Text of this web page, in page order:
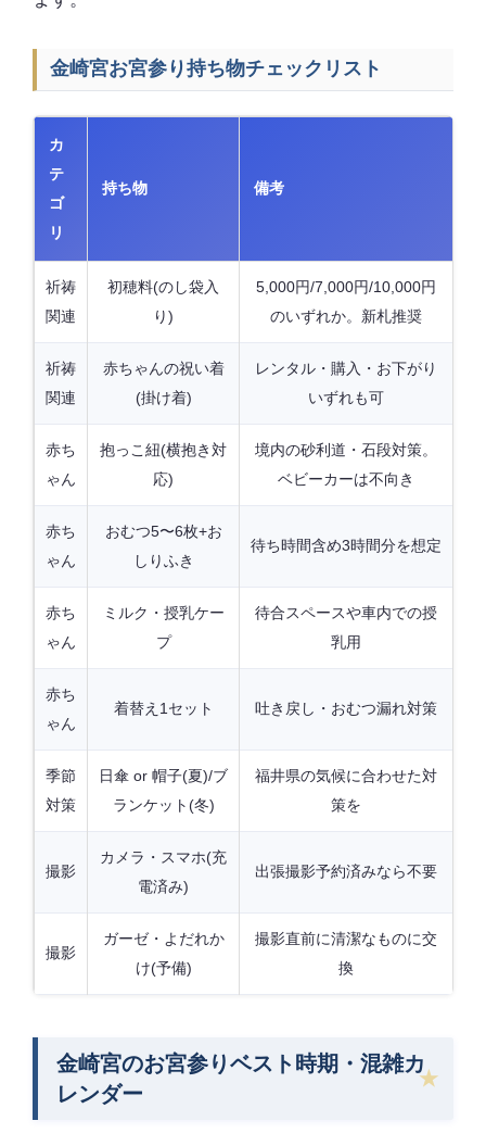
金崎宮お宮参り持ち物チェックリスト
カ
テ
ゴ
リ
持ち物 備考
祈祷
関連
初穂料(のし袋入
り)
5,000円/7,000円/10,000円
のいずれか。新札推奨
祈祷
関連
赤ちゃんの祝い着
(掛け着)
レンタル・購入・お下がり
いずれも可
赤ち
ゃん
抱っこ紐(横抱き対
応)
境内の砂利道・石段対策。
ベビーカーは不向き
赤ち
ゃん
おむつ5〜6枚+お
しりふき
待ち時間含め3時間分を想定
赤ち
ゃん
ミルク・授乳ケー
プ
待合スペースや車内での授
乳用
赤ち
ゃん
着替え1セット 吐き戻し・おむつ漏れ対策
季節
対策
日傘 or 帽子(夏)/ブ
ランケット(冬)
福井県の気候に合わせた対
策を
撮影
カメラ・スマホ(充
電済み)
出張撮影予約済みなら不要
撮影
ガーゼ・よだれか
け(予備)
撮影直前に清潔なものに交
換
金崎宮のお宮参りベスト時期・混雑カ
レンダー